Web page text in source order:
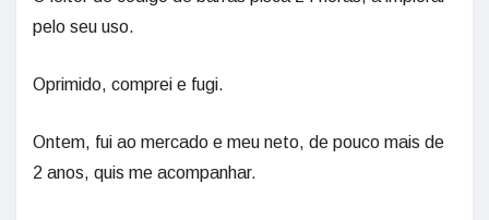
pelo seu uso.
Oprimido, comprei e fugi.
Ontem, fui ao mercado e meu neto, de pouco mais de
2 anos, quis me acompanhar.